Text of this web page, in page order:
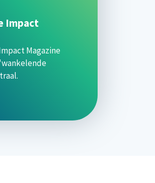
Impact
Magazine